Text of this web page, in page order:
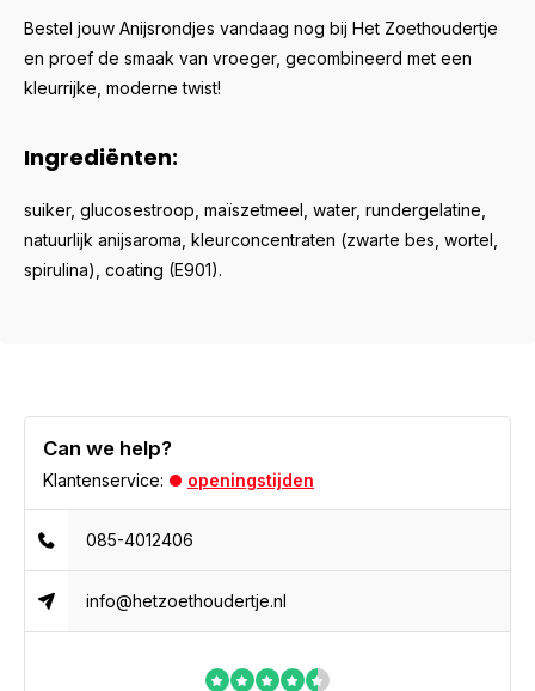
Bestel jouw Anijsrondjes vandaag nog bij Het Zoethoudertje
en proef de smaak van vroeger, gecombineerd met een
kleurrijke, moderne twist!
Ingrediënten:
suiker, glucosestroop, maïszetmeel, water, rundergelatine,
natuurlijk anijsaroma, kleurconcentraten (zwarte bes, wortel,
spirulina), coating (E901).
Can we help?
Klantenservice: openingstijden
085-4012406
info@hetzoethoudertje.nl